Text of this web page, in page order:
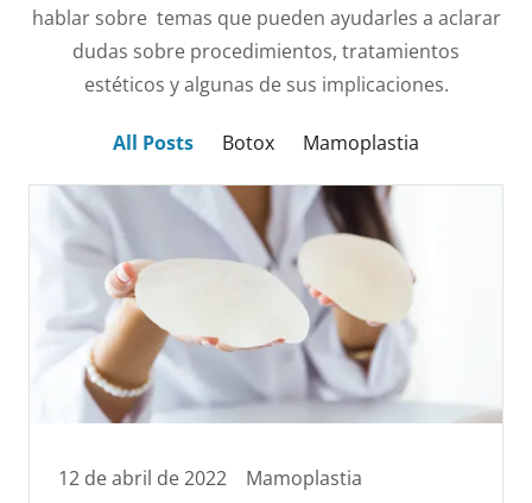
hablar sobre temas que pueden ayudarles a aclarar
dudas sobre procedimientos, tratamientos
estéticos y algunas de sus implicaciones.
All Posts Botox Mamoplastia
12 de abril de 2022 Mamoplastia